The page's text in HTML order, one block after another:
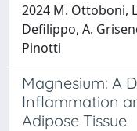
2024 M. Ottoboni,
Defilippo, A.
Pinotti
Magnesium: A
Inflammation
Adipose Tissue